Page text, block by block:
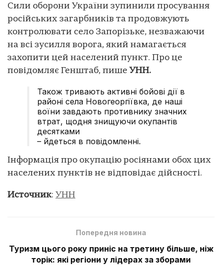
Сили оборони України зупинили просування
російських загарбників та продовжують
контролювати село Запорізьке, незважаючи
на всі зусилля ворога, який намагається
захопити цей населений пункт. Про це
повідомляє Генштаб, пише УНН.
Також тривають активні бойові дії в
районі села Новогеоргіївка, де наші
воїни завдають противнику значних
втрат, щодня знищуючи окупантів
десятками
– йдеться в повідомленні.
Інформація про окупацію росіянами обох цих
населених пунктів не відповідає дійсності.
Источник: УНН
Попередня новина
Туризм цього року приніс на третину більше, ніж
торік: які регіони у лідерах за зборами